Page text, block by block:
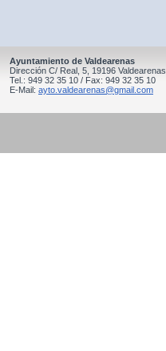
Ayuntamiento de Valdearenas
Dirección C/ Real, 5, 19196 Valdearenas
Tel.: 949 32 35 10 / Fax: 949 32 35 10
E-Mail: ayto.valdearenas@gmail.com